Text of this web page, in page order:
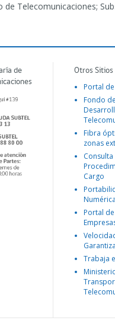
de Telecomunicaciones;
de
Otros
Portal
Fondo
Fibra
zonas
Consulta
Cargo
Portal
Trabaja